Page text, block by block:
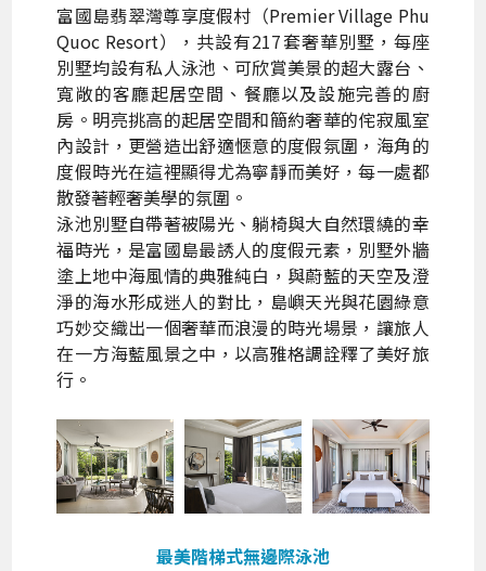
富國島翡翠灣尊享度假村（Premier Village Phu
Quoc Resort），共設有217套奢華別墅，每座
別墅均設有私人泳池、可欣賞美景的超大露台、
寬敞的客廳起居空間、餐廳以及設施完善的廚
房。明亮挑高的起居空間和簡約奢華的侘寂風室
內設計，更營造出舒適愜意的度假氛圍，海角的
度假時光在這裡顯得尤為寧靜而美好，每一處都
散發著輕奢美學的氛圍。
泳池別墅自帶著被陽光、躺椅與大自然環繞的幸
福時光，是富國島最誘人的度假元素，別墅外牆
塗上地中海風情的典雅純白，與蔚藍的天空及澄
淨的海水形成迷人的對比，島嶼天光與花園綠意
巧妙交織出一個奢華而浪漫的時光場景，讓旅人
在一方海藍風景之中，以高雅格調詮釋了美好旅
行。
最美階梯式無邊際泳池